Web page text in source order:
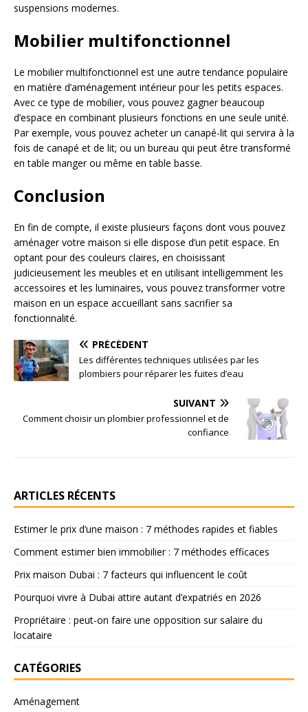
suspensions modernes.
Mobilier multifonctionnel
Le mobilier multifonctionnel est une autre tendance populaire
en matière d’aménagement intérieur pour les petits espaces.
Avec ce type de mobilier, vous pouvez gagner beaucoup
d’espace en combinant plusieurs fonctions en une seule unité.
Par exemple, vous pouvez acheter un canapé-lit qui servira à la
fois de canapé et de lit; ou un bureau qui peut être transformé
en table manger ou même en table basse.
Conclusion
En fin de compte, il existe plusieurs façons dont vous pouvez
aménager votre maison si elle dispose d’un petit espace. En
optant pour des couleurs claires, en choisissant
judicieusement les meubles et en utilisant intelligemment les
accessoires et les luminaires, vous pouvez transformer votre
maison en un espace accueillant sans sacrifier sa
fonctionnalité.
PRÉCÉDENT
Les différentes techniques utilisées par les
plombiers pour réparer les fuites d’eau
SUIVANT
Comment choisir un plombier professionnel et de
confiance
ARTICLES RÉCENTS
Estimer le prix d’une maison : 7 méthodes rapides et fiables
Comment estimer bien immobilier : 7 méthodes efficaces
Prix maison Dubai : 7 facteurs qui influencent le coût
Pourquoi vivre à Dubai attire autant d’expatriés en 2026
Propriétaire : peut-on faire une opposition sur salaire du
locataire
CATÉGORIES
Aménagement